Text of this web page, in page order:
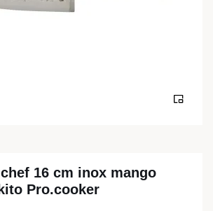
16 cm inox mango
Pro.cooker